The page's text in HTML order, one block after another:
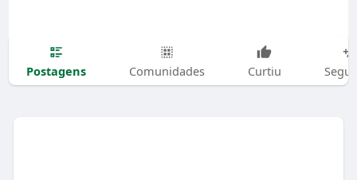
Postagens Comunidades Curtiu